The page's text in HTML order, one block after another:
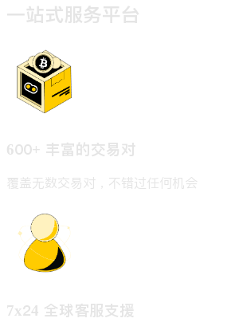
一站式服务平台
600+ 丰富的交易对
覆盖无数交易对，不错过任何机会
7x24 全球客服支援